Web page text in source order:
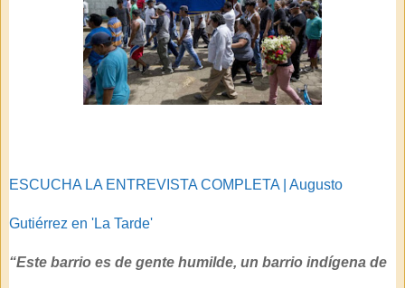
ESCUCHA LA ENTREVISTA COMPLETA | Augusto
Gutiérrez en 'La Tarde'
“Este barrio es de gente humilde, un barrio indígena de